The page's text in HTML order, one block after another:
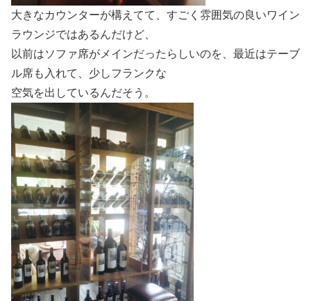
大きなカウンターが構えてて、すごく雰囲気の良いワイン
ラウンジではあるんだけど、
以前はソファ席がメインだったらしいのを、最近はテーブ
ル席も入れて、少しフランクな
空気を出しているんだそう。